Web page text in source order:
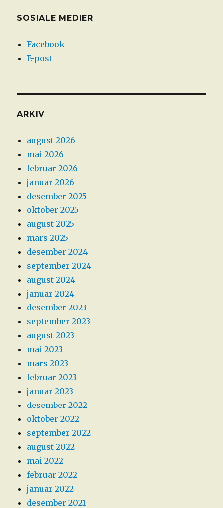
SOSIALE MEDIER
Facebook
E-post
ARKIV
august 2026
mai 2026
februar 2026
januar 2026
desember 2025
oktober 2025
august 2025
mars 2025
desember 2024
september 2024
august 2024
januar 2024
desember 2023
september 2023
august 2023
mai 2023
mars 2023
februar 2023
januar 2023
desember 2022
oktober 2022
september 2022
august 2022
mai 2022
februar 2022
januar 2022
desember 2021